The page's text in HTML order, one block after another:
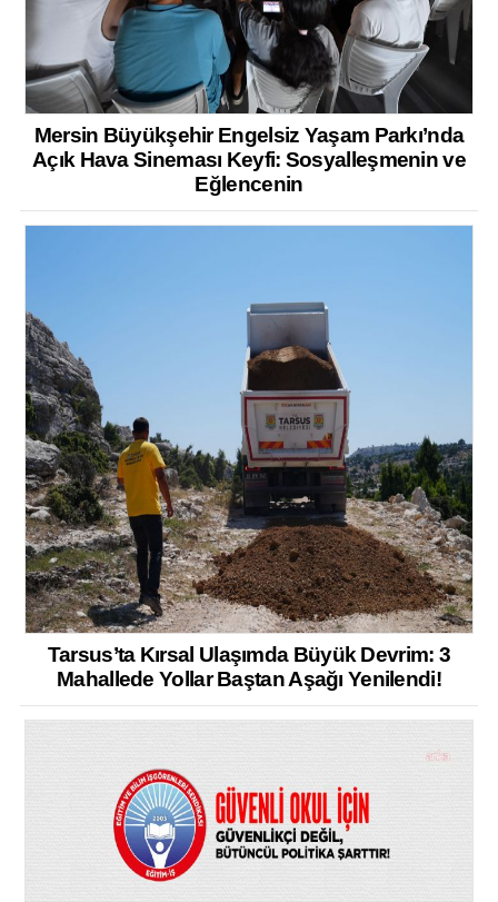
Mersin Büyükşehir Engelsiz Yaşam Parkı’nda
Açık Hava Sineması Keyfi: Sosyalleşmenin ve
Eğlencenin
Tarsus’ta Kırsal Ulaşımda Büyük Devrim: 3
Mahallede Yollar Baştan Aşağı Yenilendi!